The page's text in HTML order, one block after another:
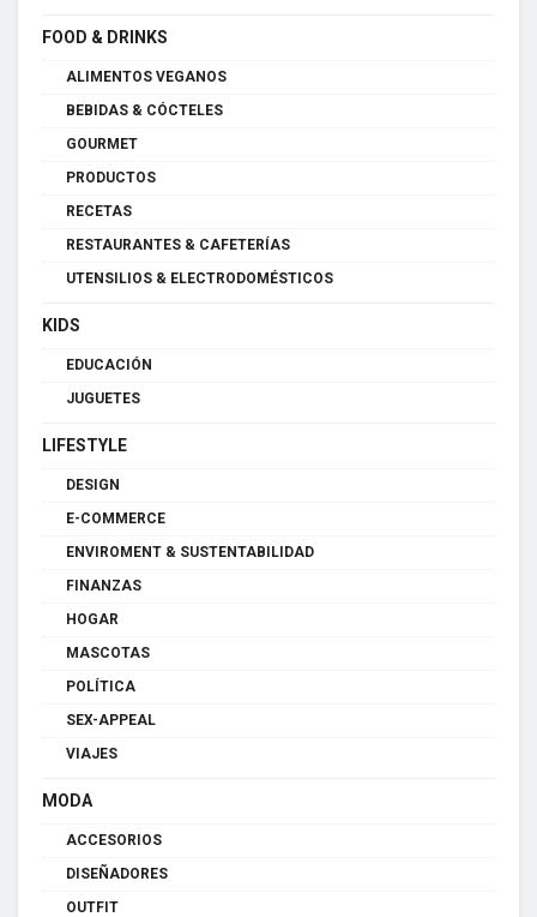
FOOD & DRINKS
ALIMENTOS VEGANOS
BEBIDAS & CÓCTELES
GOURMET
PRODUCTOS
RECETAS
RESTAURANTES & CAFETERÍAS
UTENSILIOS & ELECTRODOMÉSTICOS
KIDS
EDUCACIÓN
JUGUETES
LIFESTYLE
DESIGN
E-COMMERCE
ENVIROMENT & SUSTENTABILIDAD
FINANZAS
HOGAR
MASCOTAS
POLÍTICA
SEX-APPEAL
VIAJES
MODA
ACCESORIOS
DISEÑADORES
OUTFIT